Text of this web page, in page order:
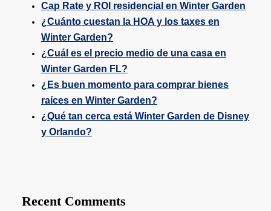
Cap Rate y ROI residencial en Winter Garden
¿Cuánto cuestan la HOA y los taxes en
Winter Garden?
¿Cuál es el precio medio de una casa en
Winter Garden FL?
¿Es buen momento para comprar bienes
raíces en Winter Garden?
¿Qué tan cerca está Winter Garden de Disney
y Orlando?
Recent Comments